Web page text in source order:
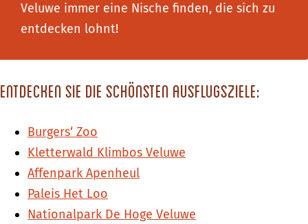
Veluwe immer eine Nische finden, die sich zu
entdecken lohnt!
Entdecken Sie die schönsten Ausflugsziele:
Burgers‘ Zoo
Kletterwald Klimbos Veluwe
Affenpark Apenheul
Paleis Het Loo
Nationalpark De Hoge Veluwe